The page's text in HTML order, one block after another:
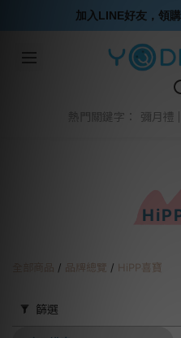
熱門關鍵字： 彌月禮
/ 品牌總覽 / HiPP喜寶
篩選
加入LINE好友，領